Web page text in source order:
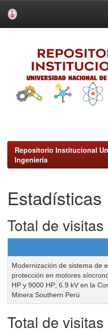
Repositorio Institucional
Ingeniería
Estadísticas
Total de visitas
Modernización de sistema de
protección en motores
HP y 9000 HP; 6.9 kV en la
Minera Southern Perú
Total de